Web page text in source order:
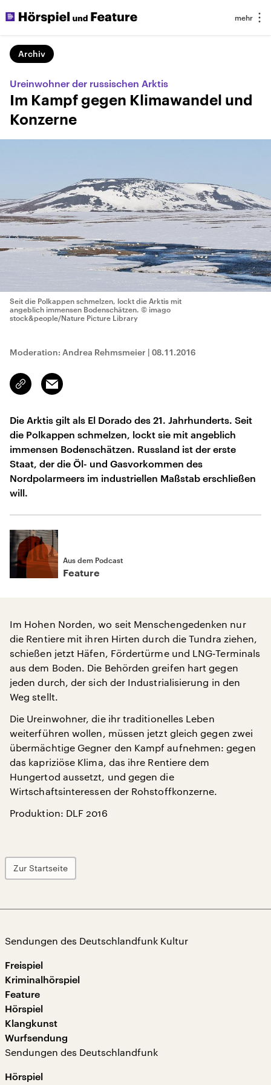
Archiv
Ureinwohner der russischen Arktis
Im Kampf gegen Klimawandel und
Konzerne
Seit die Polkappen schmelzen, lockt die Arktis mit
angeblich immensen Bodenschätzen. © imago
stock&people/Nature Picture Library
Moderation: Andrea Rehmsmeier | 08.11.2016
Link
kopieren/teilen
Email
Die Arktis gilt als El Dorado des 21. Jahrhunderts. Seit
die Polkappen schmelzen, lockt sie mit angeblich
immensen Bodenschätzen. Russland ist der erste
Staat, der die Öl- und Gasvorkommen des
Nordpolarmeers im industriellen Maßstab erschließen
will.
Aus dem Podcast
Feature
Im Hohen Norden, wo seit Menschengedenken nur
die Rentiere mit ihren Hirten durch die Tundra ziehen,
schießen jetzt Häfen, Fördertürme und LNG-Terminals
aus dem Boden. Die Behörden greifen hart gegen
jeden durch, der sich der Industrialisierung in den
Weg stellt.
Die Ureinwohner, die ihr traditionelles Leben
weiterführen wollen, müssen jetzt gleich gegen zwei
übermächtige Gegner den Kampf aufnehmen: gegen
das kapriziöse Klima, das ihre Rentiere dem
Hungertod aussetzt, und gegen die
Wirtschaftsinteressen der Rohstoffkonzerne.
Produktion: DLF 2016
Zur Startseite
Sendungen des Deutschlandfunk Kultur
Freispiel
Kriminalhörspiel
Feature
Hörspiel
Klangkunst
Wurfsendung
Sendungen des Deutschlandfunk
Hörspiel